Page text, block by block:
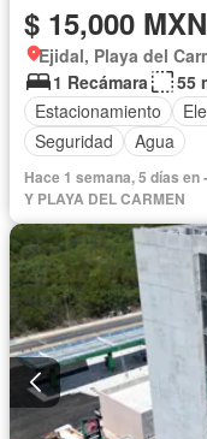
$ 15,000
Ejidal, Playa del
1 Recámara
55
Estacionamiento
Seguridad
Agua
Hace 1 semana, 5 días en
Y PLAYA DEL CARMEN